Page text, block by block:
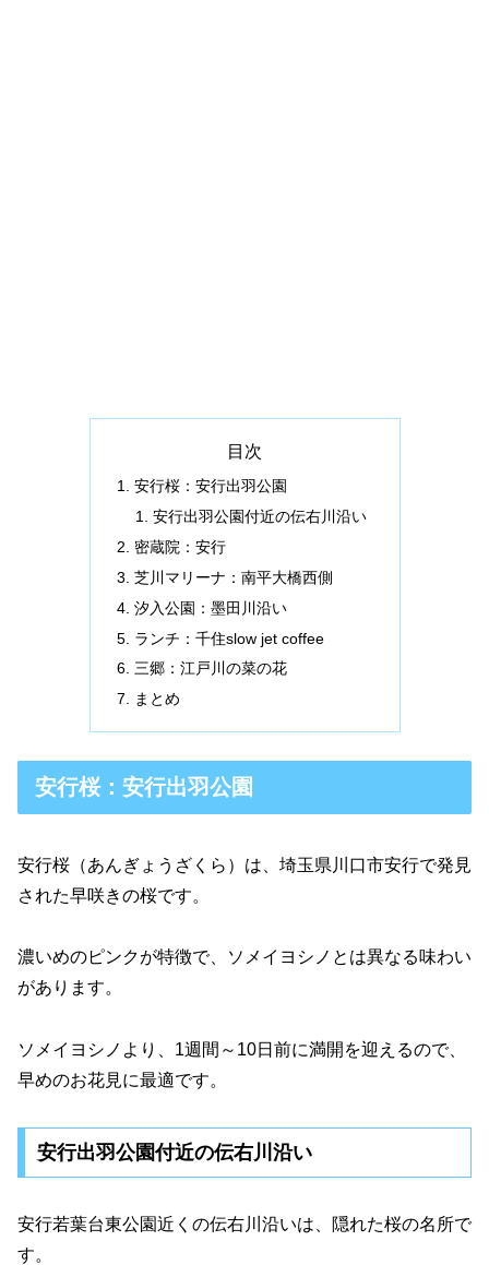
目次
安行桜：安行出羽公園
安行出羽公園付近の伝右川沿い
密蔵院：安行
芝川マリーナ：南平大橋西側
汐入公園：墨田川沿い
ランチ：千住slow jet coffee
三郷：江戸川の菜の花
まとめ
安行桜：安行出羽公園
安行桜（あんぎょうざくら）は、埼玉県川口市安行で発見
された早咲きの桜です。
濃いめのピンクが特徴で、ソメイヨシノとは異なる味わい
があります。
ソメイヨシノより、1週間～10日前に満開を迎えるので、
早めのお花見に最適です。
安行出羽公園付近の伝右川沿い
安行若葉台東公園近くの伝右川沿いは、隠れた桜の名所で
す。